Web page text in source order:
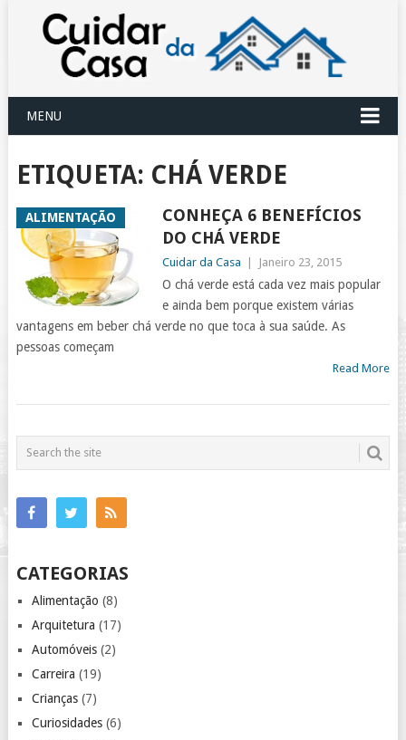
MENU
ETIQUETA: CHÁ VERDE
ALIMENTAÇÃO
CONHEÇA 6 BENEFÍCIOS
DO CHÁ VERDE
Cuidar da Casa Janeiro 23, 2015
O chá verde está cada vez mais popular
e ainda bem porque existem várias
vantagens em beber chá verde no que toca à sua saúde. As
pessoas começam
Read More
CATEGORIAS
Alimentação (8)
Arquitetura (17)
Automóveis(2)
Carreira (19)
Crianças(7)
Curiosidades(6)